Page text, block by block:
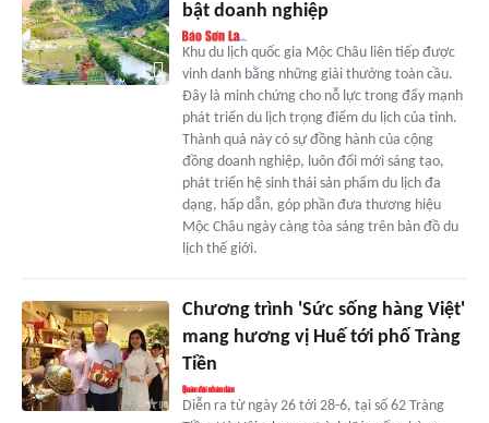
bật doanh nghiệp
Khu du lịch quốc gia Mộc Châu liên tiếp được
vinh danh bằng những giải thưởng toàn cầu.
Đây là minh chứng cho nỗ lực trong đẩy mạnh
phát triển du lịch trọng điểm du lịch của tỉnh.
Thành quả này có sự đồng hành của cộng
đồng doanh nghiệp, luôn đổi mới sáng tạo,
phát triển hệ sinh thái sản phẩm du lịch đa
dạng, hấp dẫn, góp phần đưa thương hiệu
Mộc Châu ngày càng tỏa sáng trên bản đồ du
lịch thế giới.
Chương trình 'Sức sống hàng Việt'
mang hương vị Huế tới phố Tràng
Tiền
Diễn ra từ ngày 26 tới 28-6, tại số 62 Tràng